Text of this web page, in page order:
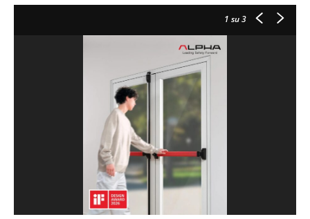
1 su 3